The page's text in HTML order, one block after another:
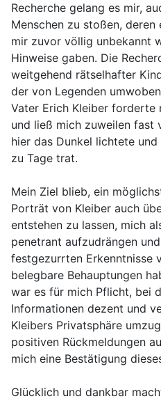
Recherche gelang es mir,
Menschen zu stoßen,
mir zuvor völlig unbekannt
Hinweise gaben. Die
weitgehend rätselhafter
der von Legenden
Vater Erich Kleiber forderte
und ließ mich zuweilen fast
hier das Dunkel lichtete
zu Tage trat.
Mein Ziel blieb, ein
Porträt von Kleiber auch
entstehen zu lassen, mich
penetrant aufzudrängen
festgezurrten Erkenntnisse
belegbare Behauptungen
war es für mich Pflicht, bei
Informationen dezent und
Kleibers Privatsphäre
positiven Rückmeldungen
mich eine Bestätigung
Glücklich und dankbar